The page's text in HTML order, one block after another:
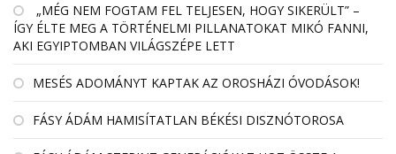
„MÉG NEM FOGTAM FEL TELJESEN, HOGY SIKERÜLT” –
ÍGY ÉLTE MEG A TÖRTÉNELMI PILLANATOKAT MIKÓ FANNI,
AKI EGYIPTOMBAN VILÁGSZÉPE LETT
MESÉS ADOMÁNYT KAPTAK AZ OROSHÁZI ÓVODÁSOK!
FÁSY ÁDÁM HAMISÍTATLAN BÉKÉSI DISZNÓTOROSA